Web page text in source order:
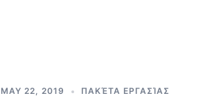
MAY 22, 2019 ΠΑΚΈΤΑ ΕΡΓΑΣΊΑΣ